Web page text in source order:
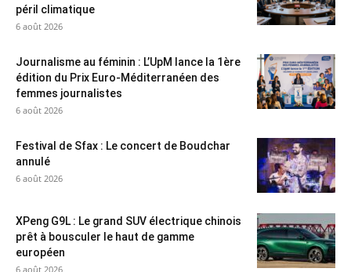
péril climatique
6 août 2026
Journalisme au féminin : L’UpM lance la 1ère
édition du Prix Euro-Méditerranéen des
femmes journalistes
6 août 2026
Festival de Sfax : Le concert de Boudchar
annulé
6 août 2026
XPeng G9L : Le grand SUV électrique chinois
prêt à bousculer le haut de gamme
européen
6 août 2026